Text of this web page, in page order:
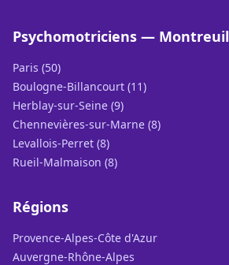
Psychomotriciens — Montreuil
Paris (50)
Boulogne-Billancourt (11)
Herblay-sur-Seine (9)
Chennevières-sur-Marne (8)
Levallois-Perret (8)
Rueil-Malmaison (8)
Régions
Provence-Alpes-Côte d'Azur
Auvergne-Rhône-Alpes